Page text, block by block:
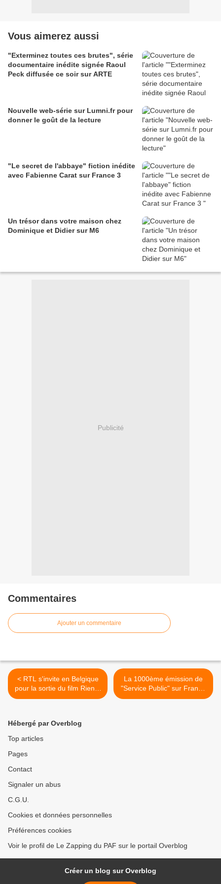
Vous aimerez aussi
"Exterminez toutes ces brutes", série
documentaire inédite signée Raoul
Peck diffusée ce soir sur ARTE
Nouvelle web-série sur Lumni.fr pour
donner le goût de la lecture
"Le secret de l'abbaye" fiction inédite
avec Fabienne Carat sur France 3
Un trésor dans votre maison chez
Dominique et Didier sur M6
Publicité
Commentaires
Ajouter un commentaire
< RTL s'invite en Belgique
pour la sortie du film Rien à
déclarer
La 1000ème émission de
"Service Public" sur France
Inter >
Hébergé par Overblog
Top articles
Pages
Contact
Signaler un abus
C.G.U.
Cookies et données personnelles
Préférences cookies
Voir le profil de Le Zapping du PAF sur le portail Overblog
Créer un blog sur Overblog